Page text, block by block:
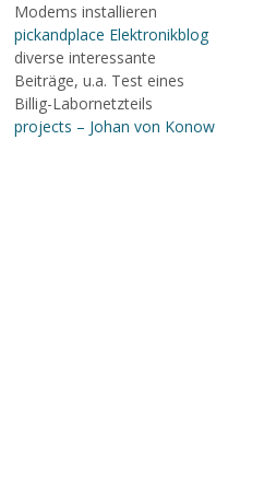
Modems installieren
pickandplace Elektronikblog
diverse interessante
Beiträge, u.a. Test eines
Billig-Labornetzteils
projects – Johan von Konow